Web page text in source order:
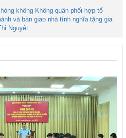
không-Không quân phối hợp tổ
và bàn giao nhà tình nghĩa tặng gia
Nguyệt